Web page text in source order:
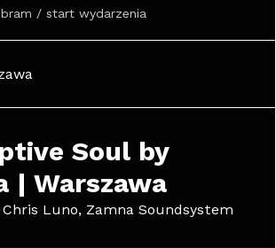
/ start wydarzenia
Soul by
| Warszawa
Chris Luno, Zamna Soundsystem